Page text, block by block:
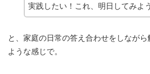
実践したい！これ、明日してみよ
と、家庭の日常の答え合わせをしながら
ような感じで。